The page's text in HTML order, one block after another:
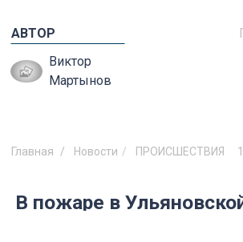
АВТОР
Виктор
Мартынов
Главная Новости ПРОИСШЕСТВИЯ
В пожаре в